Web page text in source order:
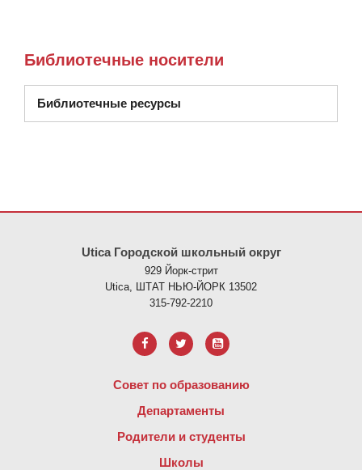
Библиотечные носители
Библиотечные ресурсы
Utica Городской школьный округ
929 Йорк-стрит
Utica, ШТАТ НЬЮ-ЙОРК 13502
315-792-2210
Совет по образованию
Департаменты
Родители и студенты
Школы